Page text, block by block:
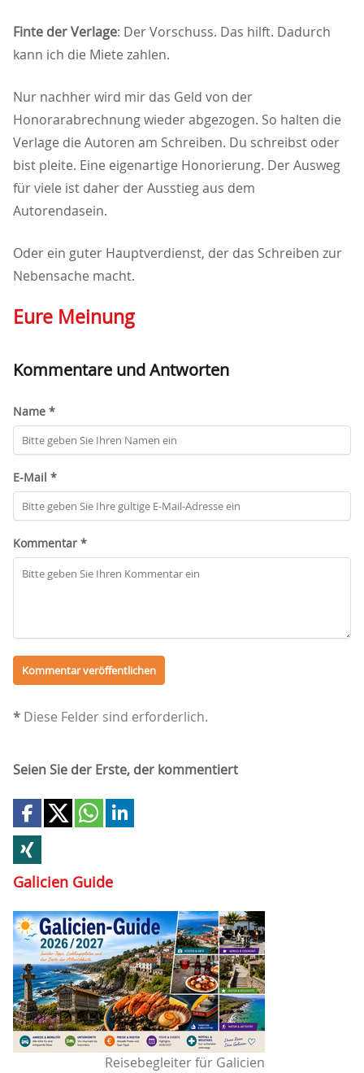
Finte der Verlage: Der Vorschuss. Das hilft. Dadurch
kann ich die Miete zahlen.
Nur nachher wird mir das Geld von der
Honorarabrechnung wieder abgezogen. So halten die
Verlage die Autoren am Schreiben. Du schreibst oder
bist pleite. Eine eigenartige Honorierung. Der Ausweg
für viele ist daher der Ausstieg aus dem
Autorendasein.
Oder ein guter Hauptverdienst, der das Schreiben zur
Nebensache macht.
Eure Meinung
Kommentare und Antworten
Name *
E-Mail *
Kommentar *
* Diese Felder sind erforderlich.
Seien Sie der Erste, der kommentiert
Galicien Guide
Reisebegleiter für Galicien